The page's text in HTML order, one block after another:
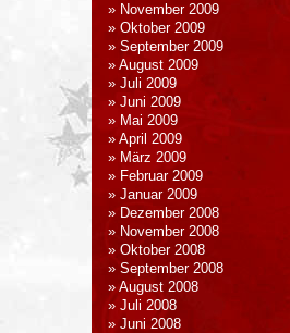
November 2009
Oktober 2009
September 2009
August 2009
Juli 2009
Juni 2009
Mai 2009
April 2009
März 2009
Februar 2009
Januar 2009
Dezember 2008
November 2008
Oktober 2008
September 2008
August 2008
Juli 2008
Juni 2008